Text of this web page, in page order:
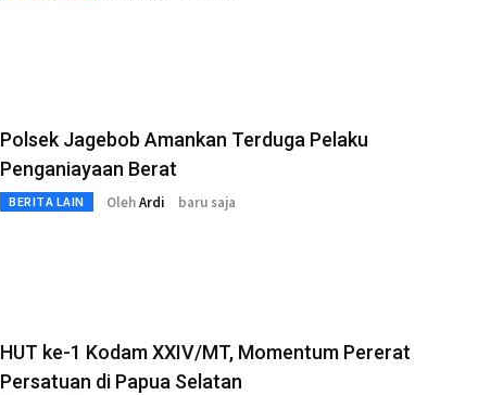
Polsek Jagebob Amankan Terduga Pelaku
Penganiayaan Berat
BERITA LAIN OlehArdi baru saja
HUT ke-1 Kodam XXIV/MT, Momentum Pererat
Persatuan di Papua Selatan